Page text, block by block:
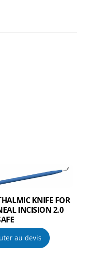
KNIFE FOR
INCISION 2.0
au devis